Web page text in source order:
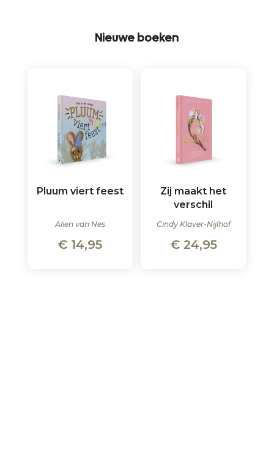
Nieuwe boeken
Pluum viert feest
Alien van Nes
€ 14,95
Zij maakt het
verschil
Cindy Klaver-Nijlhof
€24,95